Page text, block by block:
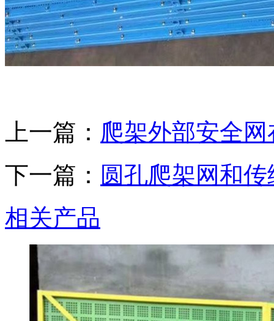
上一篇： 爬架外部安全
下一篇： 圆孔爬架网和
相关产品